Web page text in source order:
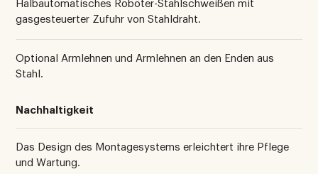
Halbautomatisches Roboter-Stahlschweißen mit
gasgesteuerter Zufuhr von Stahldraht.
Optional Armlehnen und Armlehnen an den Enden aus
Stahl.
Nachhaltigkeit
Das Design des Montagesystems erleichtert ihre Pflege
und Wartung.